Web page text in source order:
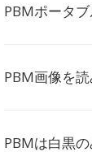
PBMポータ
PBM画像を
PBMは白黒